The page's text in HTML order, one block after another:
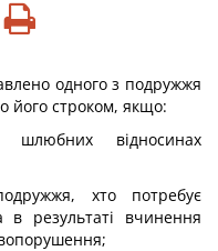
одного з подружжя
його строком, якщо:
відносинах
хто потребує
в результаті вчинення